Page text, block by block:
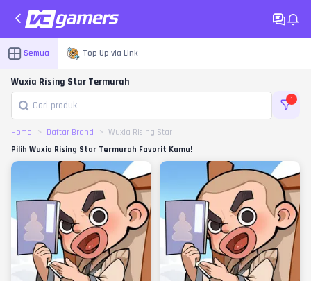
Semua Top Up via Link
Wuxia Rising Star Termurah
1
Home Daftar Brand
Wuxia Rising Star
Pilih Wuxia Rising Star Termurah Favorit Kamu!